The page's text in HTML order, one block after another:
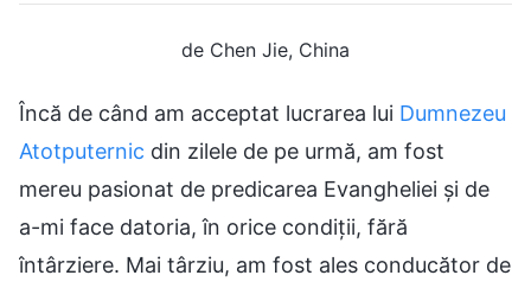
de Chen Jie, China
Încă de când am acceptat lucrarea lui Dumnezeu
Atotputernic din zilele de pe urmă, am fost
mereu pasionat de predicarea Evangheliei și de
a-mi face datoria, în orice condiții, fără
întârziere. Mai târziu, am fost ales conducător de